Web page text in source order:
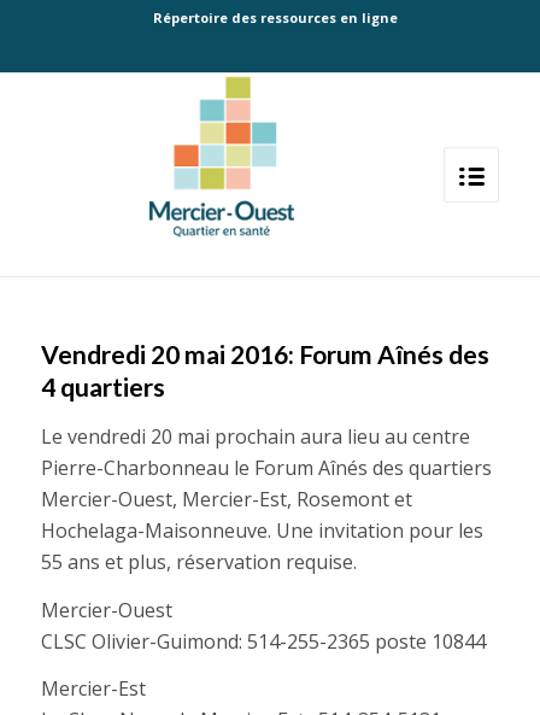
Répertoire des ressources en ligne
Vendredi 20 mai 2016: Forum Aînés des
4 quartiers
Le vendredi 20 mai prochain aura lieu au centre
Pierre-Charbonneau le Forum Aînés des quartiers
Mercier-Ouest, Mercier-Est, Rosemont et
Hochelaga-Maisonneuve. Une invitation pour les
55 ans et plus, réservation requise.
Mercier-Ouest
CLSC Olivier-Guimond: 514-255-2365 poste 10844
Mercier-Est